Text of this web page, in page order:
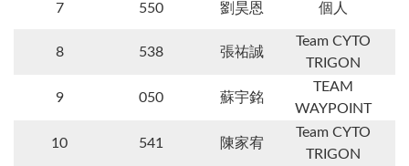
7 550 劉昊恩 個人
8 538 張祐誠
Team CYTO
TRIGON
9 050 蘇宇銘
TEAM
WAYPOINT
10 541 陳家宥
Team CYTO
TRIGON